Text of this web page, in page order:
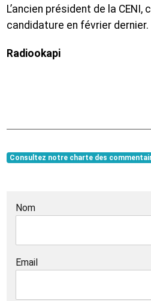
L’ancien président de la
candidature en février dernier.
Radiookapi
Consultez notre charte des
Nom
Email